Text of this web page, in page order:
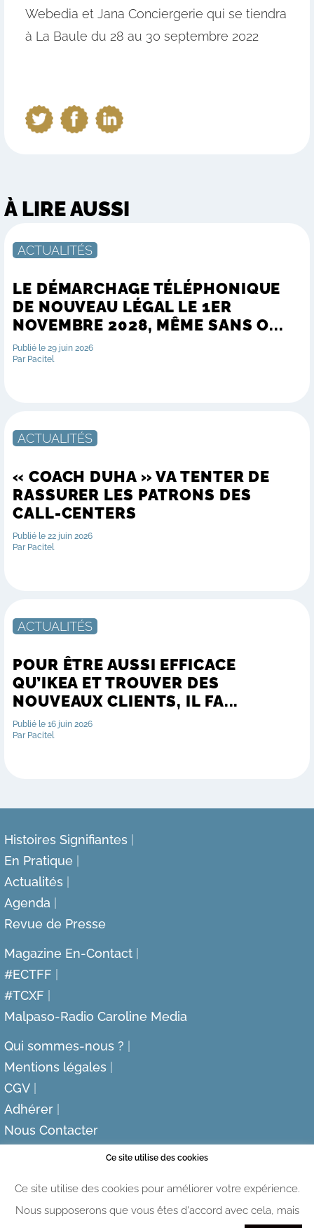
Webedia et Jana Conciergerie qui se tiendra
à La Baule du 28 au 30 septembre 2022
À LIRE AUSSI
ACTUALITÉS
LE DÉMARCHAGE TÉLÉPHONIQUE
DE NOUVEAU LÉGAL LE 1ER
NOVEMBRE 2028, MÊME SANS O...
Publié le 29 juin 2026
Par Pacitel
ACTUALITÉS
« COACH DUHA » VA TENTER DE
RASSURER LES PATRONS DES
CALL-CENTERS
Publié le 22 juin 2026
Par Pacitel
ACTUALITÉS
POUR ÊTRE AUSSI EFFICACE
QU’IKEA ET TROUVER DES
NOUVEAUX CLIENTS, IL FA...
Publié le 16 juin 2026
Par Pacitel
Histoires Signifiantes
En Pratique
Actualités
Agenda
Revue de Presse
Magazine En-Contact
#ECTFF
#TCXF
Malpaso-Radio Caroline Media
Qui sommes-nous ?
Mentions légales
CGV
Adhérer
Nous Contacter
Ce site utilise des cookies
Ce site utilise des cookies pour améliorer votre expérience.
Nous supposerons que vous êtes d'accord avec cela, mais